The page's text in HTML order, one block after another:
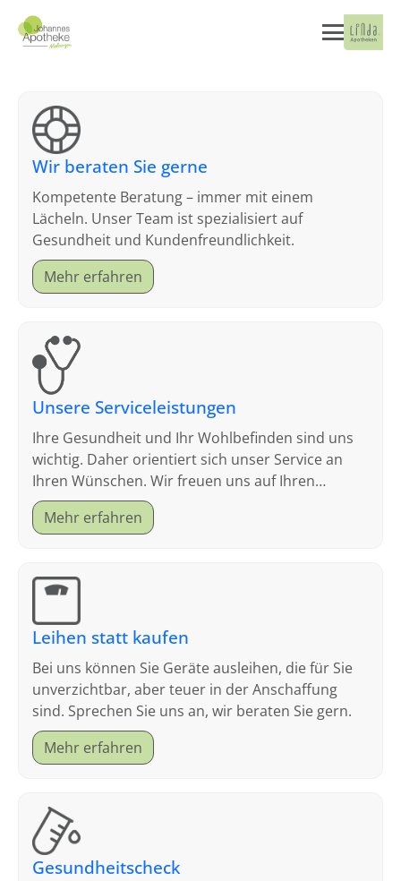
Wir beraten Sie gerne
Kompetente Beratung – immer mit einem
Lächeln. Unser Team ist spezialisiert auf
Gesundheit und Kundenfreundlichkeit.
Mehr erfahren
Unsere Serviceleistungen
Ihre Gesundheit und Ihr Wohlbefinden sind uns
wichtig. Daher orientiert sich unser Service an
Ihren Wünschen. Wir freuen uns auf Ihren
Besuch.
Mehr erfahren
Leihen statt kaufen
Bei uns können Sie Geräte ausleihen, die für Sie
unverzichtbar, aber teuer in der Anschaffung
sind. Sprechen Sie uns an, wir beraten Sie gern.
Mehr erfahren
Gesundheitscheck